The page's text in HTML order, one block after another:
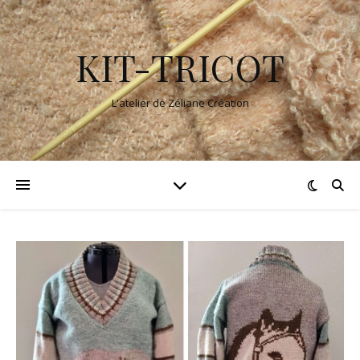
KIT-TRICOT
L'atelier de Zéliane Création